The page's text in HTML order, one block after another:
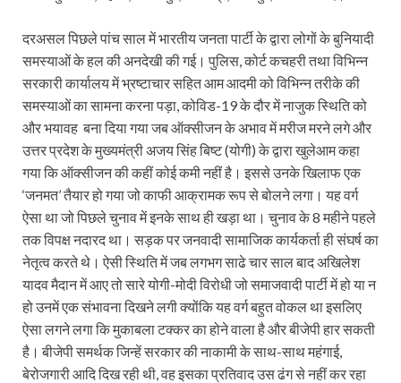
दरअसल पिछले पांच साल में भारतीय जनता पार्टी के द्वारा लोगों के बुनियादी
समस्याओं के हल की अनदेखी की गई। पुलिस, कोर्ट कचहरी तथा विभिन्न
सरकारी कार्यालय में भ्रष्टाचार सहित आम आदमी को विभिन्न तरीके की
समस्याओं का सामना करना पड़ा, कोविड-19 के दौर में नाजुक स्थिति को
और भयावह बना दिया गया जब ऑक्सीजन के अभाव में मरीज मरने लगे और
उत्तर प्रदेश के मुख्यमंत्री अजय सिंह बिष्ट (योगी) के द्वारा खुलेआम कहा
गया कि ऑक्सीजन की कहीं कोई कमी नहीं है। इससे उनके खिलाफ एक
‘जनमत’ तैयार हो गया जो काफी आक्रामक रूप से बोलने लगा। यह वर्ग
ऐसा था जो पिछले चुनाव में इनके साथ ही खड़ा था। चुनाव के 8 महीने पहले
तक विपक्ष नदारद था। सड़क पर जनवादी सामाजिक कार्यकर्ता ही संघर्ष का
नेतृत्व करते थे। ऐसी स्थिति में जब लगभग साढे चार साल बाद अखिलेश
यादव मैदान में आए तो सारे योगी-मोदी विरोधी जो समाजवादी पार्टी में हो या न
हो उनमें एक संभावना दिखने लगी क्योंकि यह वर्ग बहुत वोकल था इसलिए
ऐसा लगने लगा कि मुकाबला टक्कर का होने वाला है और बीजेपी हार सकती
है। बीजेपी समर्थक जिन्हें सरकार की नाकामी के साथ-साथ महंगाई,
बेरोजगारी आदि दिख रही थी, वह इसका प्रतिवाद उस ढंग से नहीं कर रहा